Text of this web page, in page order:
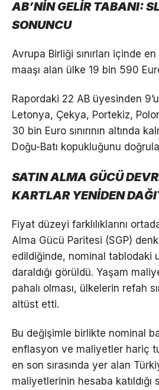
AB’NİN GELİR TABANI:
SONUNCU
Avrupa Birliği sınırları içinde
maaşı alan ülke 19 bin 590
Rapordaki 22 AB üyesinden
Letonya, Çekya, Portekiz,
30 bin Euro sınırının altında
Doğu-Batı kopukluğunu
SATIN ALMA GÜCÜ
KARTLAR YENİDEN
Fiyat düzeyi farklılıklarını
Alma Gücü Paritesi (SGP)
edildiğinde, nominal tablodaki
daraldığı görüldü. Yaşam
pahalı olması, ülkelerin refah
altüst etti.
Bu değişimle birlikte nominal
enflasyon ve maliyetler hariç
en son sırasında yer alan
maliyetlerinin hesaba katıldığı